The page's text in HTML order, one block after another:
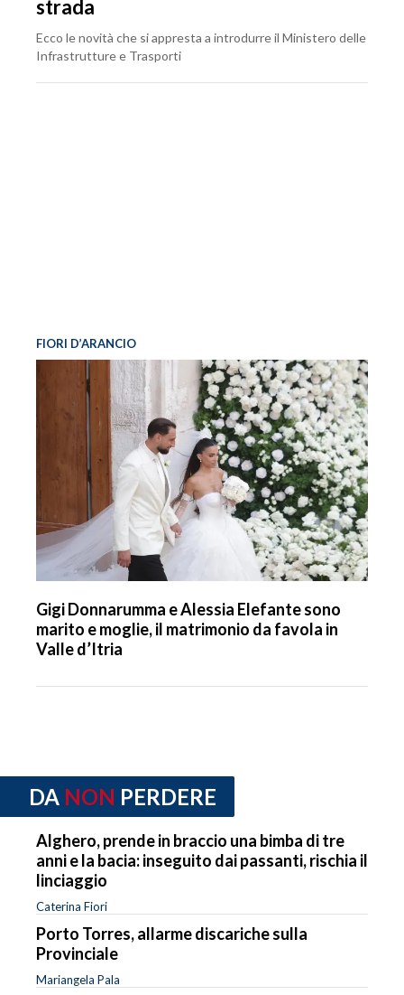
strada
Ecco le novità che si appresta a introdurre il Ministero delle
Infrastrutture e Trasporti
FIORI D’ARANCIO
Gigi Donnarumma e Alessia Elefante sono
marito e moglie, il matrimonio da favola in
Valle d’Itria
DA NON PERDERE
Alghero, prende in braccio una bimba di tre
anni e la bacia: inseguito dai passanti, rischia il
linciaggio
Caterina Fiori
Porto Torres, allarme discariche sulla
Provinciale
Mariangela Pala